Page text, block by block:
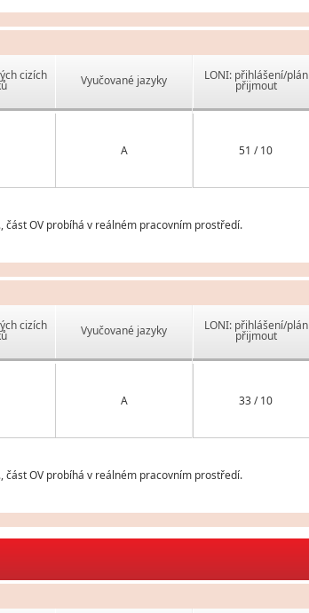
cizích Vyučované jazyky
A
LONI: přihlášení/plán
přijmout
51 / 10
část OV probíhá v reálném pracovním prostředí.
cizích Vyučované jazyky
A
LONI: přihlášení/plán
přijmout
33 / 10
část OV probíhá v reálném pracovním prostředí.